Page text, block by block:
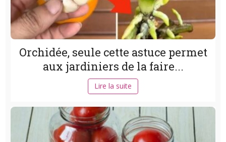
Orchidée, seule cette astuce permet
aux jardiniers de la faire...
Lire la suite